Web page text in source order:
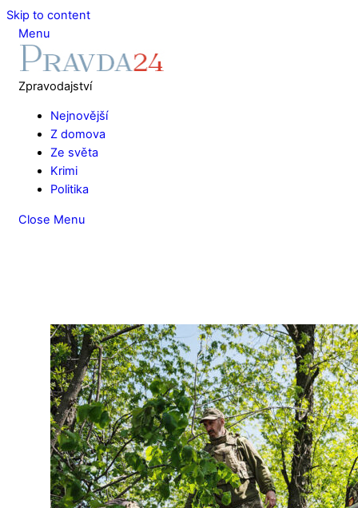
Skip to content
Menu
Zpravodajství
Nejnovější
Z domova
Ze světa
Krimi
Politika
Close Menu